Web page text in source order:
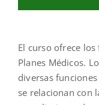
El curso ofrece
Planes Médicos.
diversas
se relacionan con